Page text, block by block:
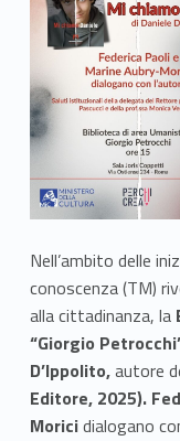
Nell’ambito delle
conoscenza (TM)
alla cittadinanza, la
“Giorgio
D’Ippolito,autore
Editore, 2025).
Moricidialogano